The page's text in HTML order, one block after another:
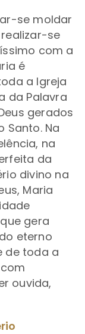
se moldar
se
com a
é
a Igreja
da Palavra
gerados
Santo. Na
na
da
divino na
Maria
gera
eterno
de toda a
ouvida,